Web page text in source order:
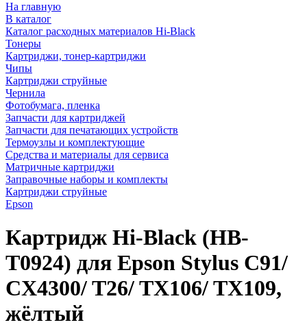
На главную
В каталог
Каталог расходных материалов Hi-Black
Тонеры
Картриджи, тонер-картриджи
Чипы
Картриджи струйные
Чернила
Фотобумага, пленка
Запчасти для картриджей
Запчасти для печатающих устройств
Термоузлы и комплектующие
Средства и материалы для сервиса
Матричные картриджи
Заправочные наборы и комплекты
Картриджи струйные
Epson
Картридж Hi-Black (HB-
T0924) для Epson Stylus C91/
CX4300/ T26/ TX106/ TX109,
жёлтый